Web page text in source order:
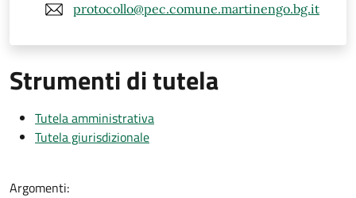
protocollo@pec.comune.martinengo.bg.it
Strumenti di tutela
Tutela amministrativa
Tutela giurisdizionale
Argomenti: